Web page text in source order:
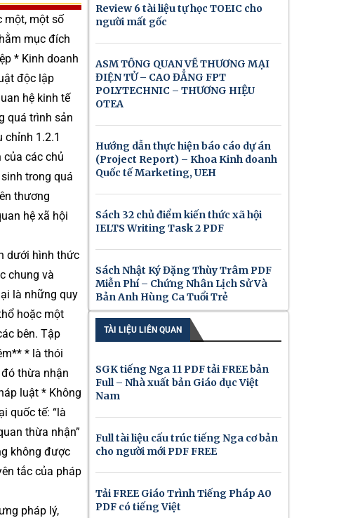
một, một số
mục đích
* Kinh doanh
độc lập
hệ kinh tế
quá trình sản
1.2.1
các chủ
trong quá
thương
hệ xã hội
dưới hình thức
chung và
là những quy
hoặc một
bên. Tập
* là thói
thừa nhận
luật * Không
quốc tế: “là
thừa nhận”
không được
tắc của pháp
pháp lý,
Review 6 tài liệu tự học TOEIC cho
người mất gốc
ASM TỔNG QUAN VỀ THƯƠNG MẠI
ĐIỆN TỬ – CAO ĐẲNG FPT
POLYTECHNIC – THƯƠNG HIỆU
OTEA
Hướng dẫn thực hiện báo cáo dự án
(Project Report) – Khoa Kinh doanh
Quốc tế Marketing, UEH
Sách 32 chủ điểm kiến thức xã hội
IELTS Writing Task 2 PDF
Sách Nhật Ký Đặng Thùy Trâm PDF
Miễn Phí – Chứng Nhân Lịch Sử Và
Bản Anh Hùng Ca Tuổi Trẻ
TÀI LIỆU LIÊN QUAN
SGK tiếng Nga 11 PDF tải FREE bản
Full – Nhà xuất bản Giáo dục Việt
Nam
Full tài liệu cấu trúc tiếng Nga cơ bản
cho người mới PDF FREE
Tải FREE Giáo Trình Tiếng Pháp A0
PDF có tiếng Việt